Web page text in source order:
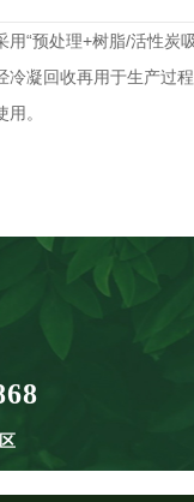
用“预处理+树脂/活性炭
冷凝回收再用于生产过
用。